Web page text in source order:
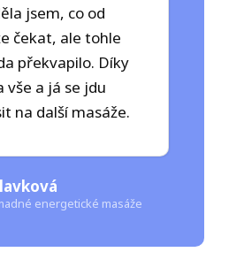
jsem, co od
čekat, ale tohle
překvapilo. Díky
vše a já se jdu
na další masáže.
energetické masáže